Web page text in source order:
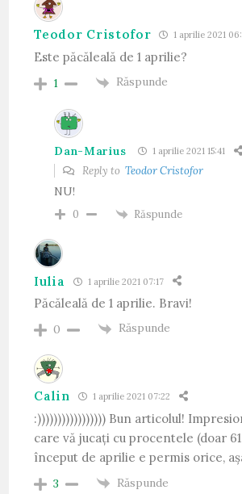
Teodor Cristofor 1 aprilie 2021
Este păcăleală de 1 aprilie?
1 Răspunde
Dan-Marius 1 aprilie 2021 15:41
Reply toTeodor Cristofor
NU!
0 Răspunde
Iulia 1 aprilie 2021 07:17
Păcăleală de 1 aprilie. Bravi!
0 Răspunde
Calin 1 aprilie 2021 07:22
:))))))))))))))))) Bun articolul!
care vă jucați cu procentele (doar
început de aprilie e permis orice,
3 Răspunde